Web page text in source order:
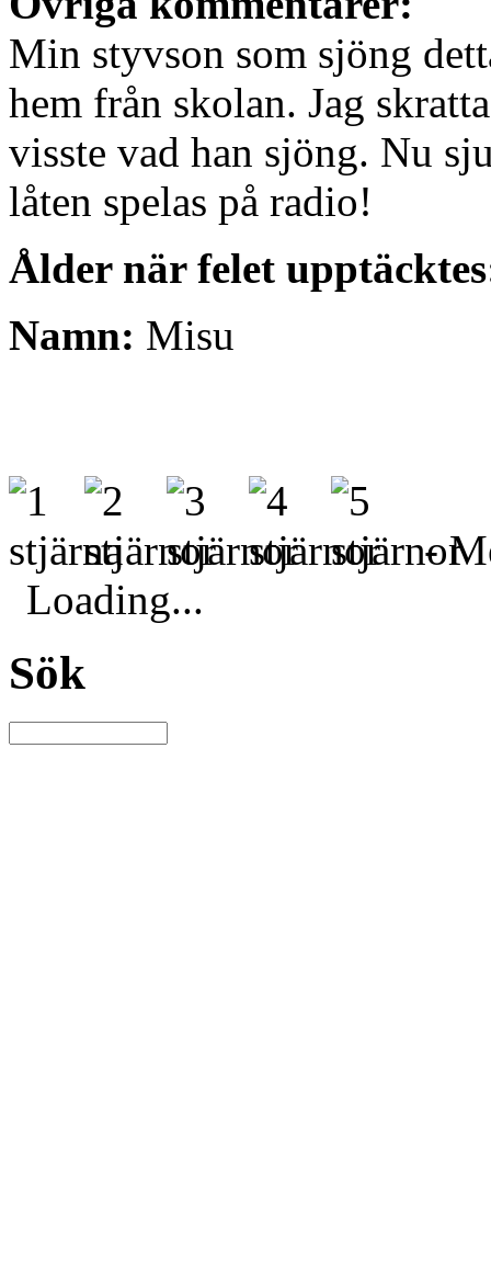
Min styvson som sjöng
hem från skolan. Jag
visste vad han sjöng. Nu
låten spelas på radio!
Ålder när felet
Namn: Misu
-
Loading...
Sök